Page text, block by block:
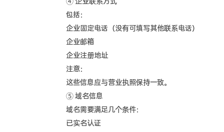
包括：
企业固定电话（没有可填写其他联系电话）
企业邮箱
企业注册地址
注意：
这些信息应与营业执照保持一致。
⑤ 域名信息
域名需要满足几个条件：
已实名认证